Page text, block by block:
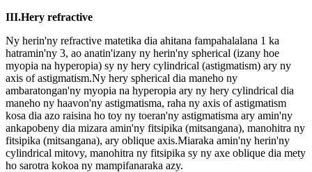
III.Hery refractive
Ny herin'ny refractive matetika dia ahitana fampahalalana 1 ka
hatramin'ny 3, ao anatin'izany ny herin'ny spherical (izany hoe
myopia na hyperopia) sy ny hery cylindrical (astigmatism) ary ny
axis of astigmatism.Ny hery spherical dia maneho ny
ambaratongan'ny myopia na hyperopia ary ny hery cylindrical dia
maneho ny haavon'ny astigmatisma, raha ny axis of astigmatism
kosa dia azo raisina ho toy ny toeran'ny astigmatisma ary amin'ny
ankapobeny dia mizara amin'ny fitsipika (mitsangana), manohitra ny
fitsipika (mitsangana), ary oblique axis.Miaraka amin'ny herin'ny
cylindrical mitovy, manohitra ny fitsipika sy ny axe oblique dia mety
ho sarotra kokoa ny mampifanaraka azy.